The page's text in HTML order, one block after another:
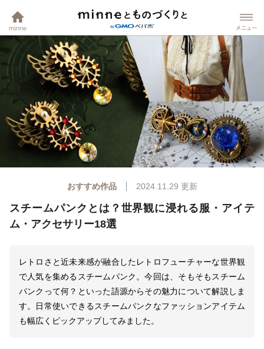
おすすめ作品 2024.11.29 更新
スチームパンクとは？世界観に浸れる服・アイテ
ム・アクセサリー18選
レトロさと近未来感が融合したレトロフューチャーな世界観
で人気を集めるスチームパンク。今回は、そもそもスチーム
パンクって何？といった語源からその魅力について解説しま
す。日常使いできるスチームパンクなファッションアイテム
も幅広くピックアップしてみました。